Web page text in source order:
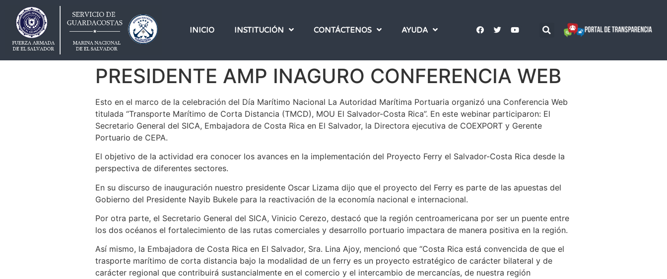
INICIO INSTITUCIÓN CONTÁCTENOS AYUDA
PRESIDENTE AMP INAGURO CONFERENCIA WEB
Esto en el marco de la celebración del Día Marítimo Nacional La Autoridad Marítima Portuaria organizó una Conferencia Web
titulada “Transporte Marítimo de Corta Distancia (TMCD), MOU El Salvador-Costa Rica”. En este webinar participaron: El
Secretario General del SICA, Embajadora de Costa Rica en El Salvador, la Directora ejecutiva de COEXPORT y Gerente
Portuario de CEPA.
El objetivo de la actividad era conocer los avances en la implementación del Proyecto Ferry el Salvador-Costa Rica desde la
perspectiva de diferentes sectores.
En su discurso de inauguración nuestro presidente Oscar Lizama dijo que el proyecto del Ferry es parte de las apuestas del
Gobierno del Presidente Nayib Bukele para la reactivación de la economía nacional e internacional.
Por otra parte, el Secretario General del SICA, Vinicio Cerezo, destacó que la región centroamericana por ser un puente entre
los dos océanos el fortalecimiento de las rutas comerciales y desarrollo portuario impactara de manera positiva en la región.
Así mismo, la Embajadora de Costa Rica en El Salvador, Sra. Lina Ajoy, mencionó que “Costa Rica está convencida de que el
trasporte marítimo de corta distancia bajo la modalidad de un ferry es un proyecto estratégico de carácter bilateral y de
carácter regional que contribuirá sustancialmente en el comercio y el intercambio de mercancías, de nuestra región